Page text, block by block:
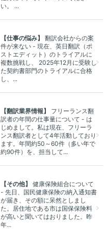
い。 ...
【仕事の悩み】
翻訳会社からの案
件が来ない - 現在、英日翻訳（ポ
ストエディット）のトライアルに
複数挑戦し、 2025年12月に受験し
た契約書部門のトライアルに合格
し、...
【翻訳業界情報】
フリーランス翻
訳者の年間の仕事量について - は
じめまして。私は現在、フリーラ
ンス翻訳者として4年活動しており
ます。年間約50～60件（多い年で
約90件）を、担当して...
【その他】
健康保険組合について
- 先日、国民健康保険の納入通知書
が届き、その額に呆然としまし
た。居住地である市は国保保険料
が高いと聞いてはおりました。昨
年...